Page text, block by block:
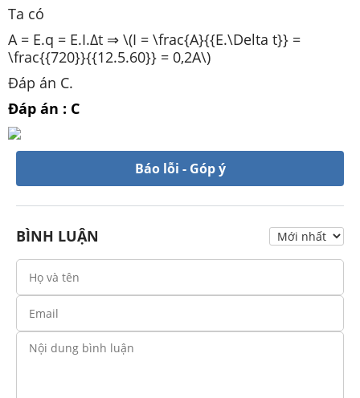
Ta có
A = E.q = E.I.∆t ⇒ \(I = \frac{A}{{E.\Delta t}} =
\frac{{720}}{{12.5.60}} = 0,2A\)
Đáp án C.
Đáp án : C
Báo lỗi - Góp ý
BÌNH LUẬN